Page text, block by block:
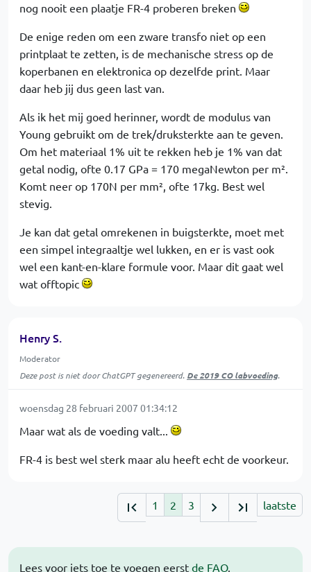
Lees voor iets toe te voegen eerst de FAQ.
nog nooit een plaatje FR-4 proberen breken
De enige reden om een zware transfo niet op een
printplaat te zetten, is de mechanische stress op de
koperbanen en elektronica op dezelfde print. Maar
daar heb jij dus geen last van.
Als ik het mij goed herinner, wordt de modulus van
Young gebruikt om de trek/druksterkte aan te geven.
Om het materiaal 1% uit te rekken heb je 1% van dat
getal nodig, ofte 0.17 GPa = 170 megaNewton per m².
Komt neer op 170N per mm², ofte 17kg. Best wel
stevig.
Je kan dat getal omrekenen in buigsterkte, moet met
een simpel integraaltje wel lukken, en er is vast ook
wel een kant-en-klare formule voor. Maar dit gaat wel
wat offtopic
Henry S.
Moderator
Deze post is niet door ChatGPT gegenereerd. De 2019 CO labvoeding.
woensdag 28 februari 2007 01:34:12
Maar wat als de voeding valt...
FR-4 is best wel sterk maar alu heeft echt de voorkeur.
1 2 3 laatste